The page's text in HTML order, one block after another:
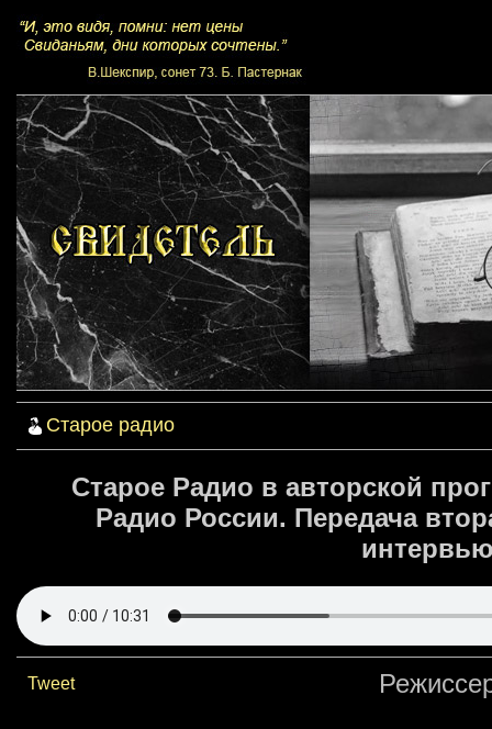
Старое радио
Старое Радио в авторской
Радио России. Передача
Tweet